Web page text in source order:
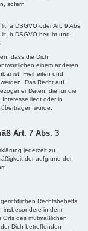
sofern
a DSGVO oder Art. 9 Abs.
b DSGVO beruht und
dass die Dich
einem anderen
ist. Freiheiten und
Das Recht auf
Daten, die für die
Interesse liegt oder in
wurde.
Art. 7 Abs. 3
jederzeit zu
der aufgrund der
Rechtsbehelfs
insbesondere in dem
Orts des mutmaßlichen
Dich betreffenden